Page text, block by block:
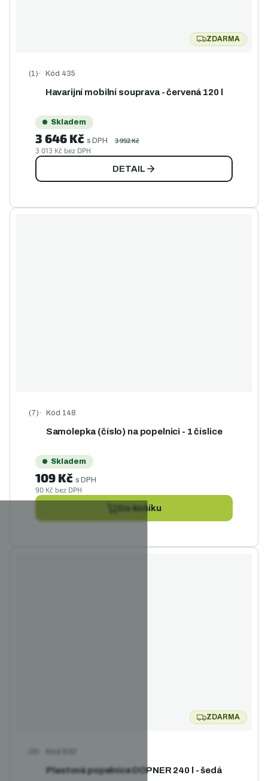
ZDARMA
ZDARMA
Havarijní mobilní souprava - červená 120 l
Průměrné hodnocení produktu je 5,0 z 5 hvězdiček.
Kód 435
Skladem
3 013 Kč bez DPH
3 646 Kč s DPH 3 992 Kč
DETAIL
Samolepka (číslo) na popelnici - 1 číslice
Průměrné hodnocení produktu je 4,6 z 5 hvězdiček.
Kód 148
Skladem
90 Kč bez DPH
109 Kč s DPH
Do košíku
ZDARMA
ZDARMA
Plastová popelnice DOPNER 240 l - šedá